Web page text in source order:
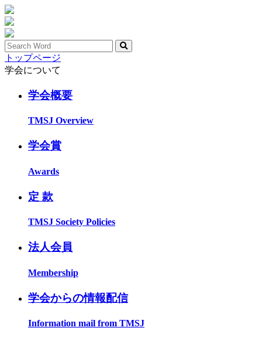
トップページ
学会について
学会概要
TMSJ Overview
学会賞
Awards
定 款
TMSJ Society Policies
法人会員
Membership
学会からの情報配信
Information mail from TMSJ